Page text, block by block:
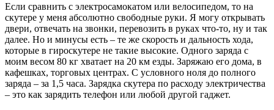
Если сравнить с электросамокатом или велосипедом, то на
скутере у меня абсолютно свободные руки. Я могу открывать
двери, отвечать на звонки, перевозить в руках что-то, ну и так
далее. Но и минусы есть – те же скорость и дальность хода,
которые в гироскутере не такие высокие. Одного заряда с
моим весом 80 кг хватает на 20 км езды. Заряжаю его дома, в
кафешках, торговых центрах. С условного ноля до полного
заряда – за 1,5 часа. Зарядка скутера по расходу электричества
– это как зарядить телефон или любой другой гаджет.